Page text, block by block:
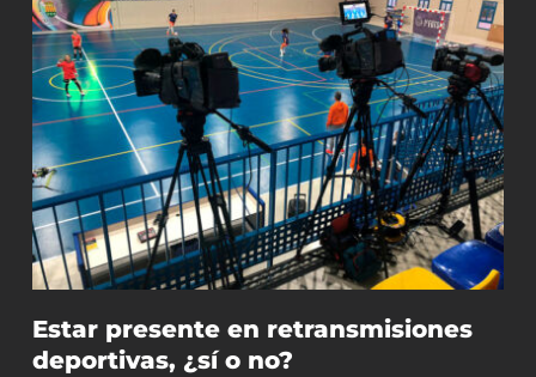
Estar presente en retransmisiones
deportivas, ¿sí o no?